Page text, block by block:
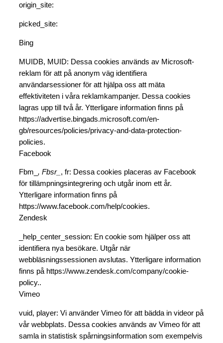
origin_site:
picked_site:
Bing
MUIDB, MUID: Dessa cookies används av Microsoft-
reklam för att på anonym väg identifiera
användarsessioner för att hjälpa oss att mäta
effektiviteten i våra reklamkampanjer. Dessa cookies
lagras upp till två år. Ytterligare information finns på
https://advertise.bingads.microsoft.com/en-
gb/resources/policies/privacy-and-data-protection-
policies.
Facebook
Fbm_ , Fbsr_ , fr: Dessa cookies placeras av Facebook
för tillämpningsintegrering och utgår inom ett år.
Ytterligare information finns på
https://www.facebook.com/help/cookies.
Zendesk
_help_center_session: En cookie som hjälper oss att
identifiera nya besökare. Utgår när
webbläsningssessionen avslutas. Ytterligare information
finns på https://www.zendesk.com/company/cookie-
policy..
Vimeo
vuid, player: Vi använder Vimeo för att bädda in videor på
vår webbplats. Dessa cookies används av Vimeo för att
samla in statistisk spårningsinformation som exempelvis